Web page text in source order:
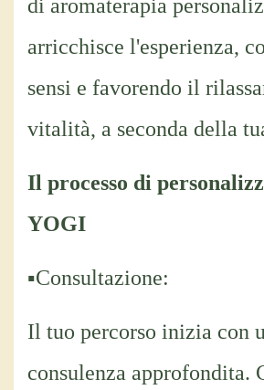
di aromaterapia
arricchisce l'esperienza,
sensi e favorendo il
vitalità, a seconda della
Il processo di
YOGI
▪Consultazione:
Il tuo percorso inizia con
consulenza approfondita.